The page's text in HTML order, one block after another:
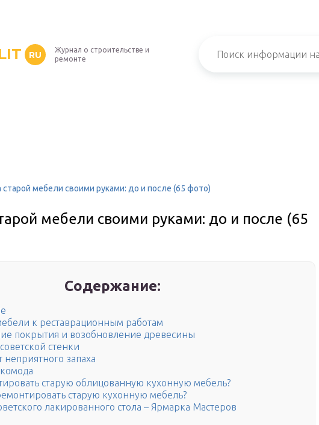
RU
Журнал о строительстве и
ремонте
мебели своими руками: до и после (65 фото)
мебели своими руками: до и после (65
Содержание:
к реставрационным работам
покрытия и возобновление древесины
стенки
неприятного запаха
старую облицованную кухонную мебель?
старую кухонную мебель?
лакированного стола – Ярмарка Мастеров